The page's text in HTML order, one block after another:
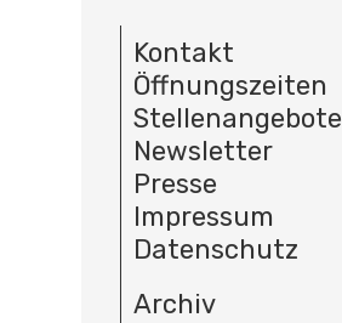
Kontakt
Öffnungszeiten
Stellenangebote
Newsletter
Presse
Impressum
Datenschutz
Archiv